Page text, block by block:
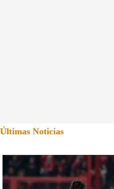
Últimas Noticias